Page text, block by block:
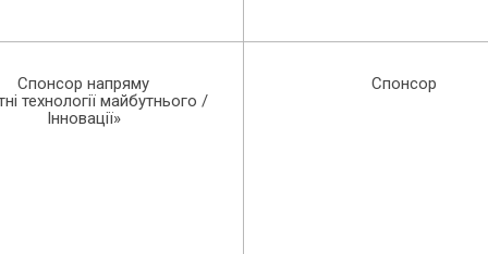
Спонсор напряму
технології майбутнього /
Інновації»
Спонсор